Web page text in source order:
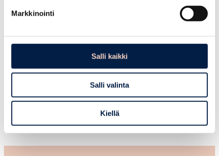
Markkinointi
Salli kaikki
Salli valinta
Kiellä
jatkokehitykselle.
tiivistyi, ja hankkeessa käyttöön otetut työkalut – kuten
canvas – jäivät pysyvään käyttöön.
Kokonaisuutena WeCircle edisti alueen
hiilineutraaliustavoitteita, vauhditti yritysten siirtymää
kiertotalouteen ja loi perustan pitkäjänteiselle
yhteistyölle Porvoon teollisessa ekosysteemissä.